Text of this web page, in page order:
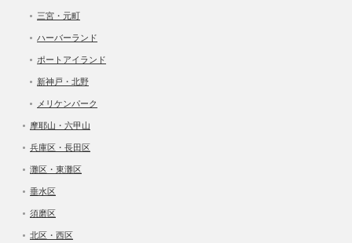
三宮・元町
ハーバーランド
ポートアイランド
新神戸・北野
メリケンパーク
摩耶山・六甲山
兵庫区・長田区
灘区・東灘区
垂水区
須磨区
北区・西区